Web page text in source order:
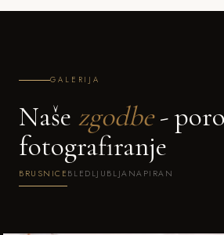
GALERIJA
Naše zgodbe-
fotografiranje
BRUSNICE BLED LJUBLJANA PIRAN